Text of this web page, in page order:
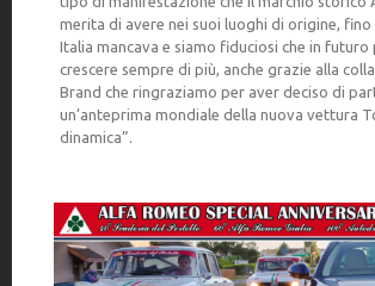
merita di avere nei suoi luoghi di origine, fino
Italia mancava e siamo fiduciosi che in futuro
crescere sempre di più, anche grazie alla
Brand che ringraziamo per aver deciso di
un’anteprima mondiale della nuova vettura
dinamica”.